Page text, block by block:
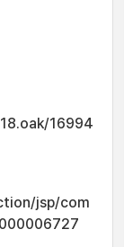
16994
jsp/com